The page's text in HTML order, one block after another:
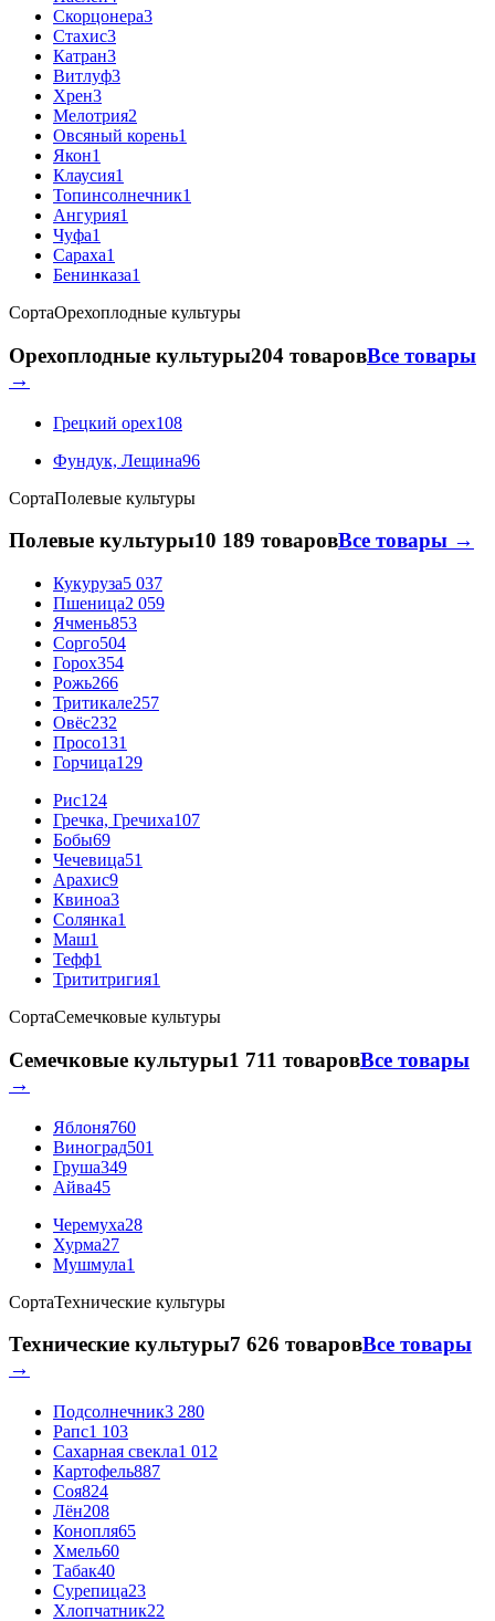
Скорцонера3
Стахис3
Катран3
Витлуф3
Хрен3
Мелотрия2
Овсяный корень1
Якон1
Клаусия1
Топинсолнечник1
Ангурия1
Чуфа1
Сараха1
Бенинказа1
СортаОрехоплодные культуры
Орехоплодные культуры204 товаровВсе товары
→
Грецкий орех108
Фундук, Лещина96
СортаПолевые культуры
Полевые культуры10 189 товаровВсе товары →
Кукуруза5 037
Пшеница2 059
Ячмень853
Сорго504
Горох354
Рожь266
Тритикале257
Овёс232
Просо131
Горчица129
Рис124
Гречка, Гречиха107
Бобы69
Чечевица51
Арахис9
Квиноа3
Солянка1
Маш1
Тефф1
Трититригия1
СортаСемечковые культуры
Семечковые культуры1 711 товаровВсе товары
→
Яблоня760
Виноград501
Груша349
Айва45
Черемуха28
Хурма27
Мушмула1
СортаТехнические культуры
Технические культуры7 626 товаровВсе товары
→
Подсолнечник3 280
Рапс1 103
Сахарная свекла1 012
Картофель887
Соя824
Лён208
Конопля65
Хмель60
Табак40
Сурепица23
Хлопчатник22